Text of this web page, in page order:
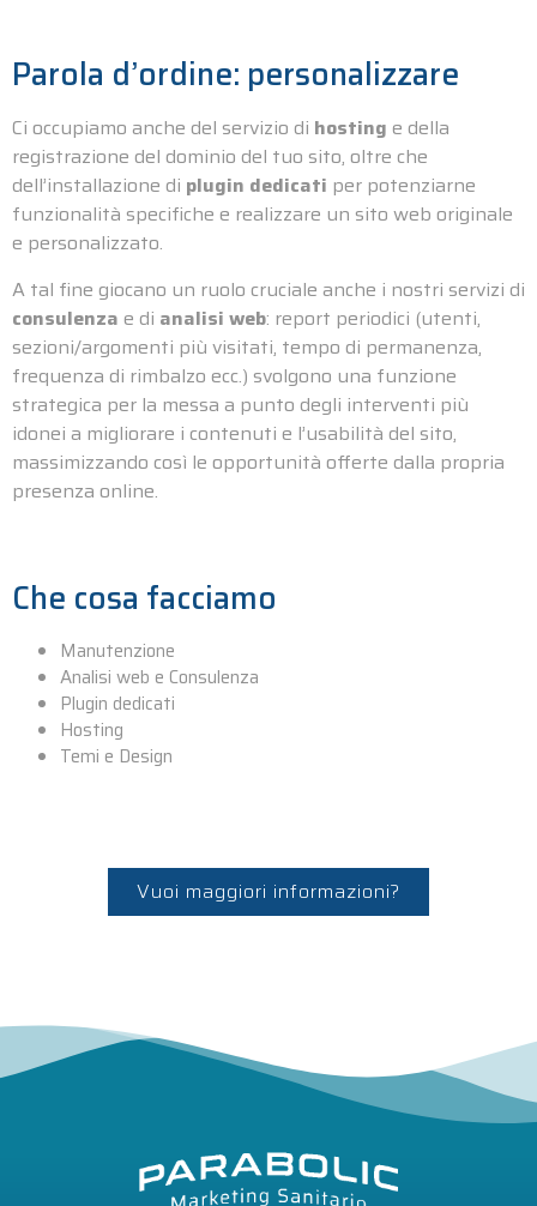
Parola d’ordine: personalizzare
Ci occupiamo anche del servizio di hosting e della
registrazione del dominio del tuo sito, oltre che
dell’installazione di plugin dedicati per potenziarne
funzionalità specifiche e realizzare un sito web originale
e personalizzato.
A tal fine giocano un ruolo cruciale anche i nostri servizi di
consulenza e di analisi web: report periodici (utenti,
sezioni/argomenti più visitati, tempo di permanenza,
frequenza di rimbalzo ecc.) svolgono una funzione
strategica per la messa a punto degli interventi più
idonei a migliorare i contenuti e l’usabilità del sito,
massimizzando così le opportunità offerte dalla propria
presenza online.
Che cosa facciamo
Manutenzione
Analisi web e Consulenza
Plugin dedicati
Hosting
Temi e Design
Vuoi maggiori informazioni?